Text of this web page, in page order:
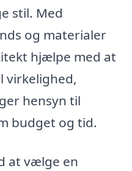
stil. Med
og materialer
hjælpe med at
virkelighed,
hensyn til
budget og tid.
at vælge en